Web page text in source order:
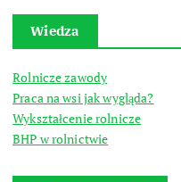
Wiedza
Rolnicze zawody
Praca na wsi jak wygląda?
Wykształcenie rolnicze
BHP w rolnictwie